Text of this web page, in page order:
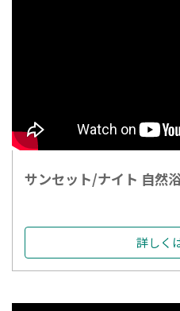
サンセット/ナイト 自然
詳しく